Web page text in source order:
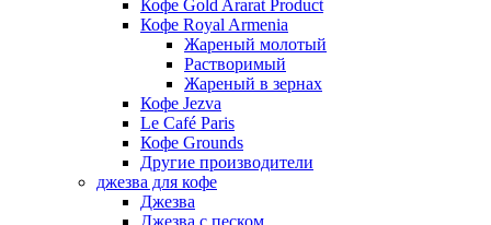
Кофе Gold Ararat Product
Кофе Royal Armenia
Жареный молотый
Растворимый
Жареный в зернах
Кофе Jezva
Le Café Paris
Кофе Grounds
Другие производители
джезва для кофе
Джезва
Джезва с песком